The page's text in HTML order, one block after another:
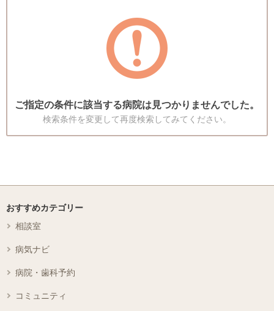
ご指定の条件に該当する病院は見つかりませんでした。
検索条件を変更して再度検索してみてください。
おすすめカテゴリー
相談室
病気ナビ
病院・歯科予約
コミュニティ